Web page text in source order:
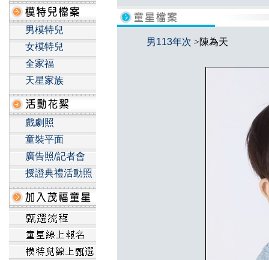
男模特兒
女模特兒
全家福
天星家族
戲劇照
童裝平面
廣告照/記者會
授證典禮活動照
男113年次 >陳為天